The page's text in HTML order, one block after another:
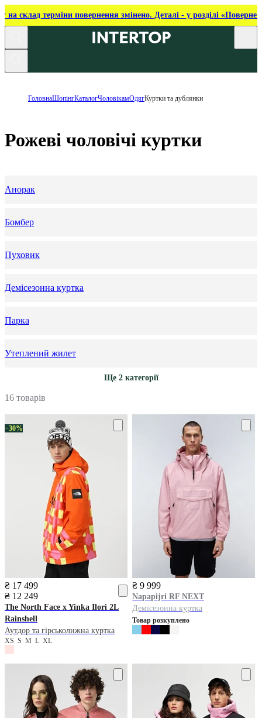
на склад терміни повернення змінено. Деталі - у розділі
ГоловнаШопінгКаталогЧоловікамОдягКуртки та дублянки
Рожеві чоловічі куртки
Анорак
Бомбер
Пуховик
Демісезонна куртка
Парка
Утеплений жилет
Ще 2 категорії
16 товарів
−30%
₴ 17 499
₴ 12 249
The North Face x Yinka Ilori 2L
Rainshell
Аутдор та гірськолижна куртка
XS S M L XL
₴ 9 999
Napapijri RF NEXT
Демісезонна куртка
Товар розкуплено